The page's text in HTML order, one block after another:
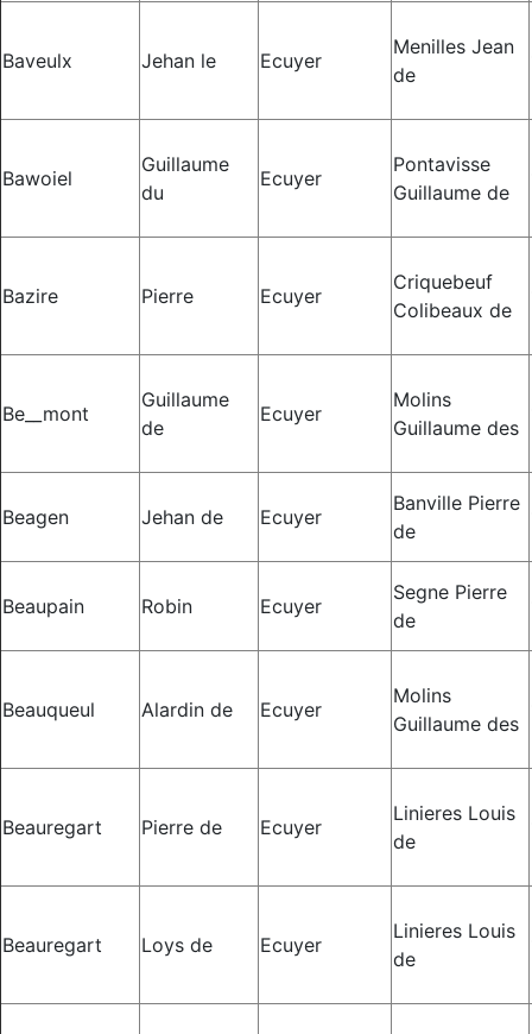
Baveulx Jehan le Ecuyer
Menilles Jean
de
Bawoiel
Guillaume
du
Ecuyer
Pontavisse
Guillaume de
Bazire Pierre Ecuyer
Criquebeuf
Colibeaux de
Be__mont
Guillaume
de
Ecuyer
Molins
Guillaume des
Beagen Jehan de Ecuyer
Banville Pierre
de
Beaupain Robin Ecuyer
Segne Pierre
de
Beauqueul Alardin de Ecuyer
Molins
Guillaume des
Beauregart Pierre de Ecuyer
Linieres Louis
de
Beauregart Loys de Ecuyer
Linieres Louis
de